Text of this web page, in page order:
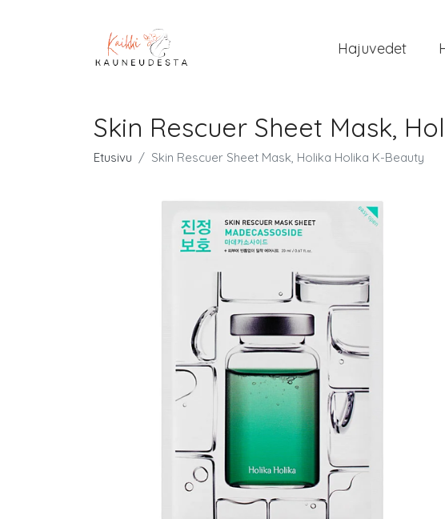
Hajuvedet
Skin Rescuer Sheet Mask,
Etusivu Skin Rescuer Sheet Mask, Holika Holika K-Beauty